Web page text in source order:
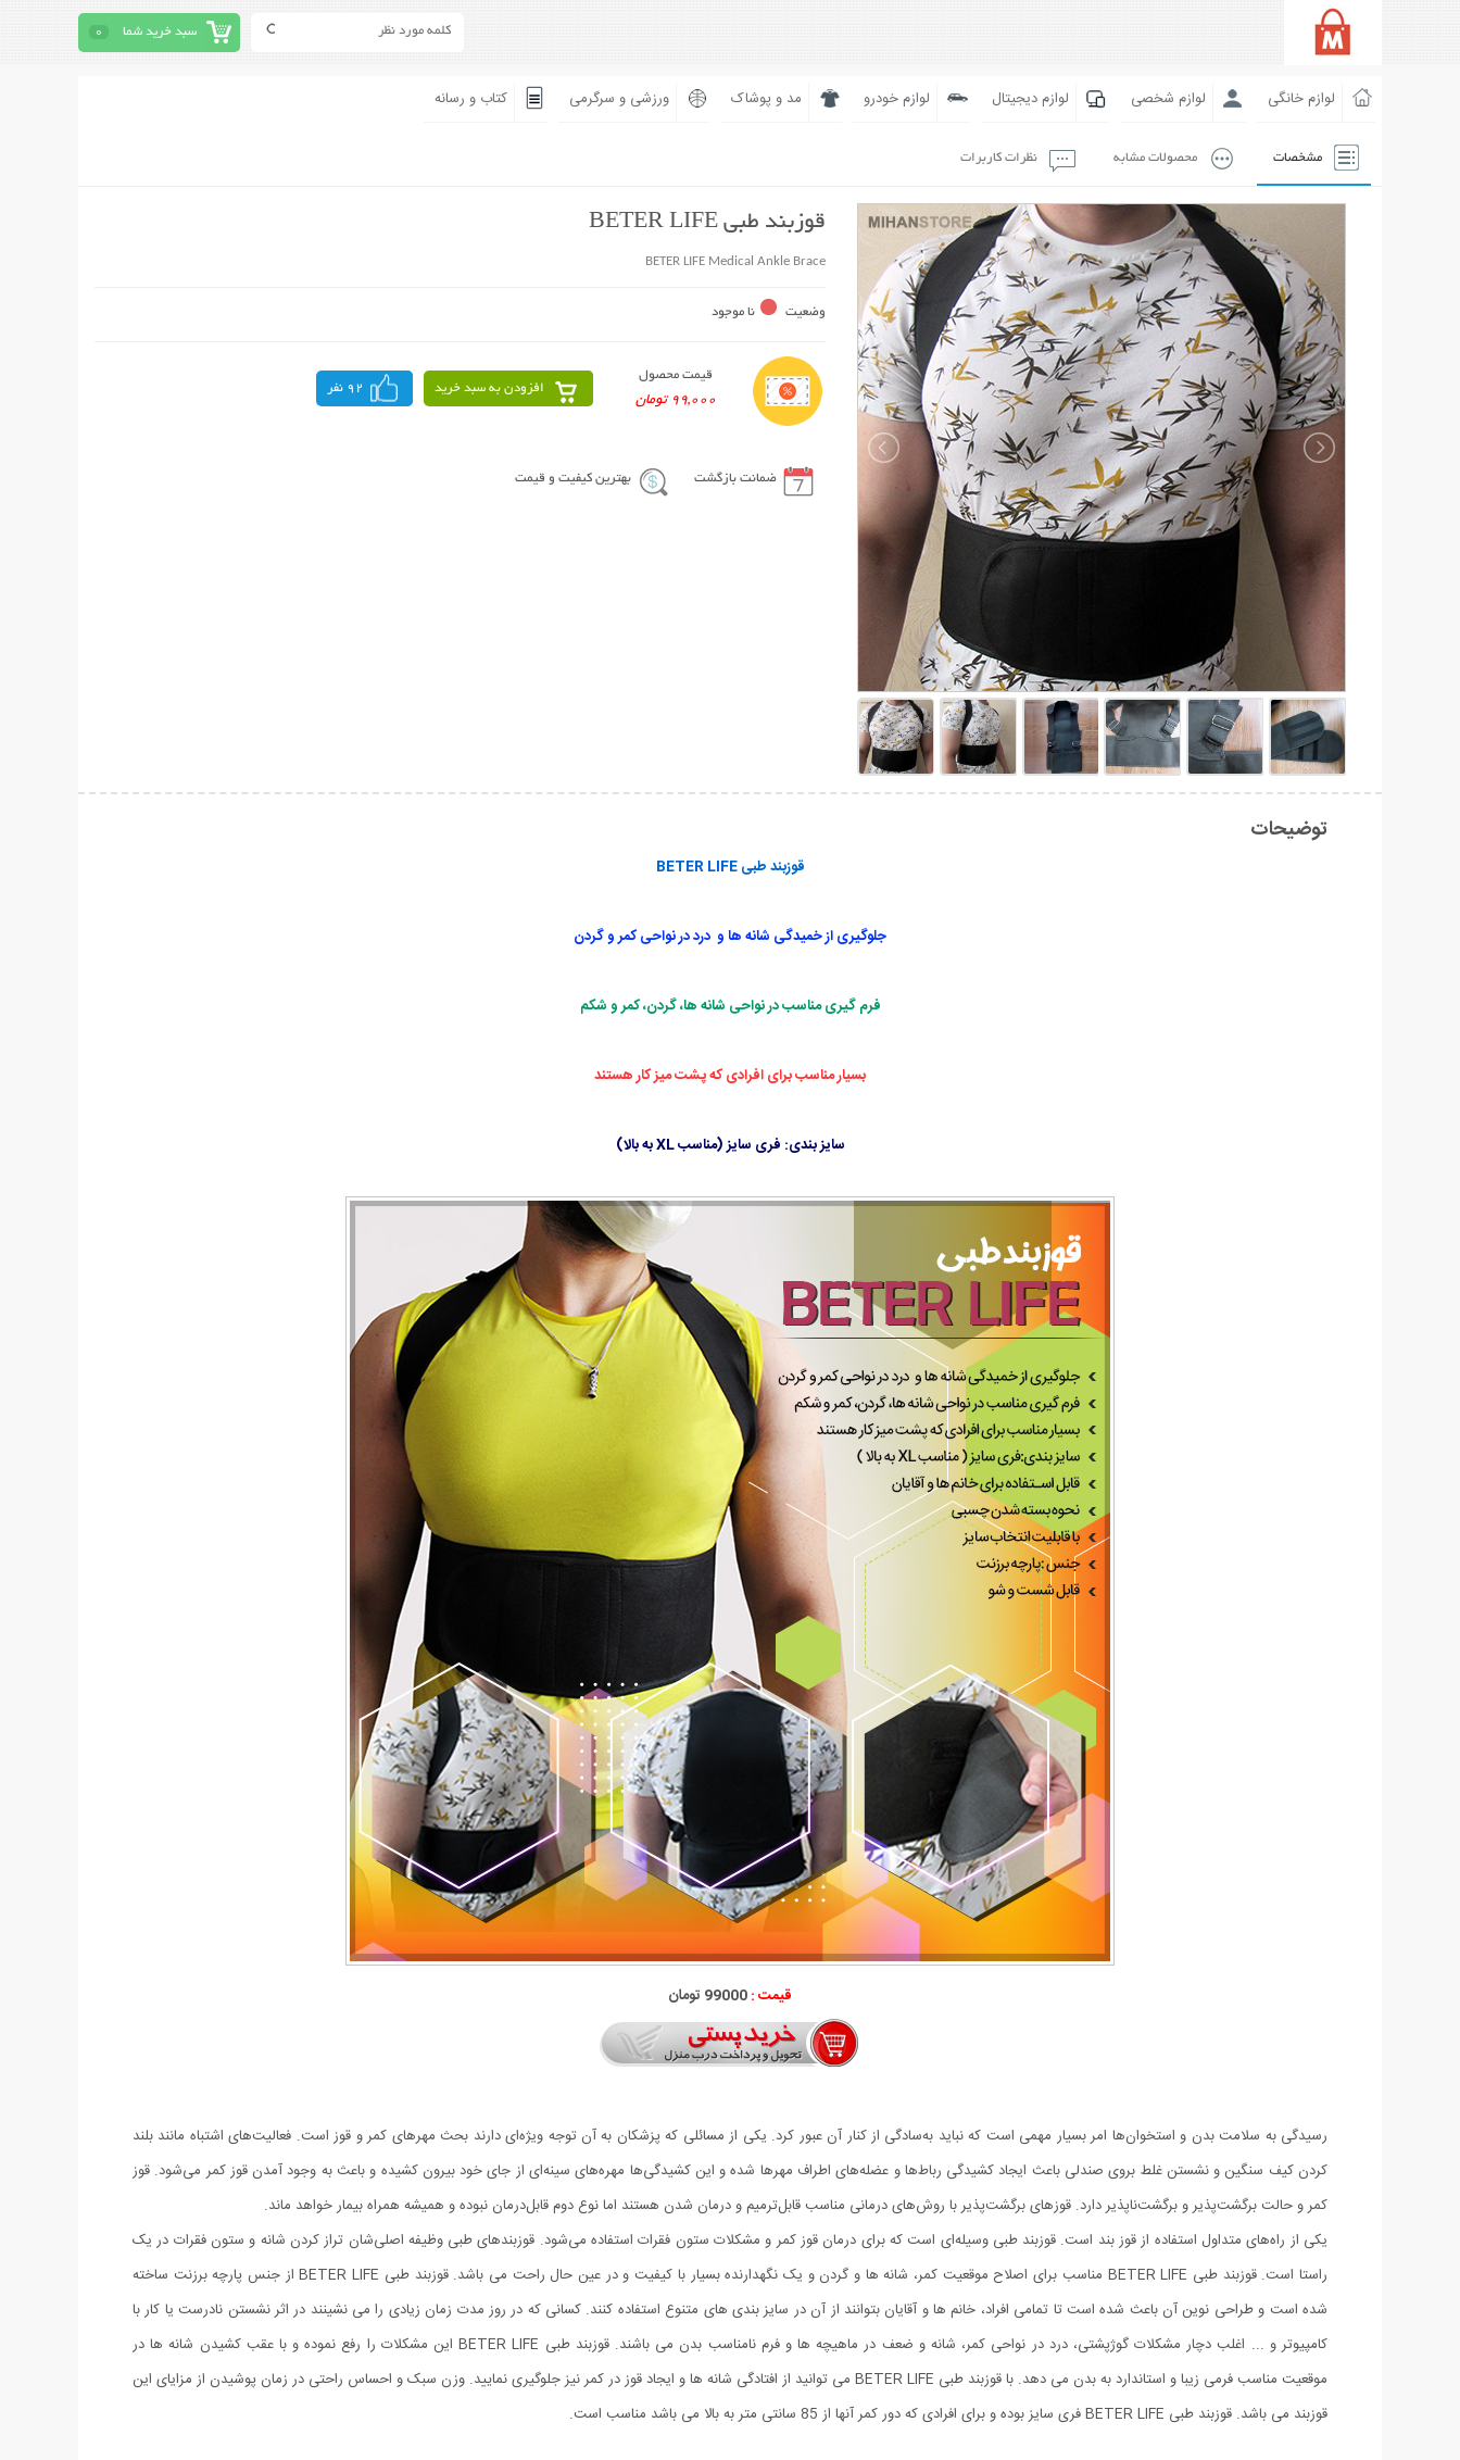
سبد خرید شما 0
لوازم خانگی لوازم شخصی لوازم دیجیتال لوازم خودرو مد و پوشاک ورزشی و سرگرمی کتاب و رسانه
مشخصات محصولات مشابه نظرات کاربرات
قوزبند طبی BETER LIFE
BETER LIFE Medical Ankle Brace
وضعیت نا موجود
قیمت محصول
99,000 تومان
افزودن به سبد خرید 92 نفر
ضمانت بازگشت بهترین کیفیت و قیمت
توضیحات
قوزبند طبی BETER LIFE
جلوگیری از خمیدگی شانه ها و درد در نواحی کمر و گردن
فرم گیری مناسب در نواحی شانه ها، گردن، کمر و شکم
بسیار مناسب برای افرادی که پشت میز کار هستند
سایز بندی: فری سایز (مناسب XL به بالا)
قیمت :99000 تومان
رسیدگی به سلامت بدن و استخوان‌ها امر بسیار مهمی است که نباید به‌سادگی از کنار آن عبور کرد. یکی از مسائلی که پزشکان به آن توجه ویژه‌ای دارند بحث مهر‌های کمر و قوز است. فعالیت‌های اشتباه مانند بلند
کردن کیف سنگین و نشستن غلط بروی صندلی باعث ایجاد کشیدگی رباط‌ها و عضله‌های اطراف مهرها شده و این کشیدگی‌ها مهره‌های سینه‌ای از جای خود بیرون کشیده و باعث به وجود آمدن قوز کمر می‌شود. قوز
کمر و حالت برگشت‌پذیر و برگشت‌ناپذیر دارد. قوز‌های برگشت‌پذیر با روش‌‌های درمانی مناسب قابل‌ترمیم و درمان شدن هستند اما نوع دوم قابل‌درمان نبوده و همیشه همراه بیمار خواهد ماند.
یکی از راه‌های متداول استفاده از قوز بند است. قوزبند طبی وسیله‌ای است که برای درمان قوز کمر و مشکلات ستون فقرات استفاده می‌شود. قوزبندهای طبی وظیفه اصلی‌شان تراز کردن شانه و ستون فقرات در یک
راستا است. قوزبند طبی BETER LIFE مناسب برای اصلاح موقعیت کمر، شانه ها و گردن و یک نگهدارنده بسیار با کیفیت و در عین حال راحت می باشد. قوزبند طبی BETER LIFE از جنس پارچه برزنت ساخته
شده است و طراحی نوین آن باعث شده است تا تمامی افراد، خانم ها و آقایان بتوانند از آن در سایز بندی های متنوع استفاده کنند. کسانی که در روز مدت زمان زیادی را می نشینند در اثر نشستن نادرست یا کار با
کامپیوتر و ... اغلب دچار مشکلات گوژپشتی، درد در نواحی کمر، شانه و ضعف در ماهیچه ها و فرم نامناسب بدن می باشند. قوزبند طبی BETER LIFE این مشکلات را رفع نموده و با عقب کشیدن شانه ها در
موقعیت مناسب فرمی زیبا و استاندارد به بدن می دهد. با قوزبند طبی BETER LIFE می توانید از افتادگی شانه ها و ایجاد قوز در کمر نیز جلوگیری نمایید. وزن سبک و احساس راحتی در زمان پوشیدن از مزایای این
قوزبند می باشد. قوزبند طبی BETER LIFE فری سایز بوده و برای افرادی که دور کمر آنها از 85 سانتی متر به بالا می باشد مناسب است.